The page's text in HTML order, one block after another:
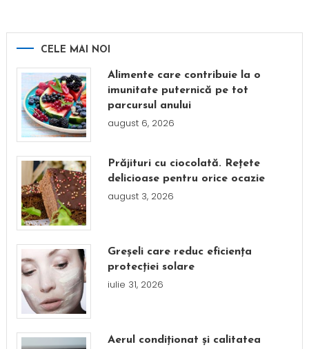
CELE MAI NOI
Alimente care contribuie la o
imunitate puternică pe tot
parcursul anului
august 6, 2026
Prăjituri cu ciocolată. Rețete
delicioase pentru orice ocazie
august 3, 2026
Greșeli care reduc eficiența
protecției solare
iulie 31, 2026
Aerul condiționat și calitatea